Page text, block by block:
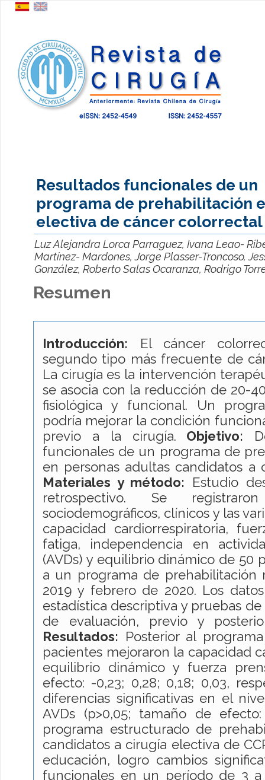
Resultados funcionales de un
programa de prehabilitación
electiva de cáncer colorrectal
Luz Alejandra Lorca Parraguez, Ivana Leao-
Martínez- Mardones, Jorge Plasser-Troncoso,
González, Roberto Salas Ocaranza, Rodrigo
Resumen
Introducción: El cáncer
segundo tipo más frecuente de
La cirugía es la intervención
se asocia con la reducción de 20-
fisiológica y funcional. Un
podría mejorar la condición
previo a la cirugía.
Objetivo:
funcionales de un programa de
en personas adultas candidatos a
Materiales y método: Estudio
retrospectivo. Se
sociodemográficos, clínicos y las
capacidad cardiorrespiratoria,
fatiga, independencia en
(AVDs) y equilibrio dinámico de 50
a un programa de prehabilitación
2019 y febrero de 2020. Los
estadística descriptiva y pruebas
de evaluación, previo y
Resultados: Posterior al
pacientes mejoraron la capacidad
equilibrio dinámico y fuerza
efecto: -0,23; 0,28; 0,18; 0,03,
diferencias significativas en el
AVDs (p>0,05; tamaño de
programa estructurado de
candidatos a cirugía electiva de
educación, logro cambios
funcionales en un período de 3